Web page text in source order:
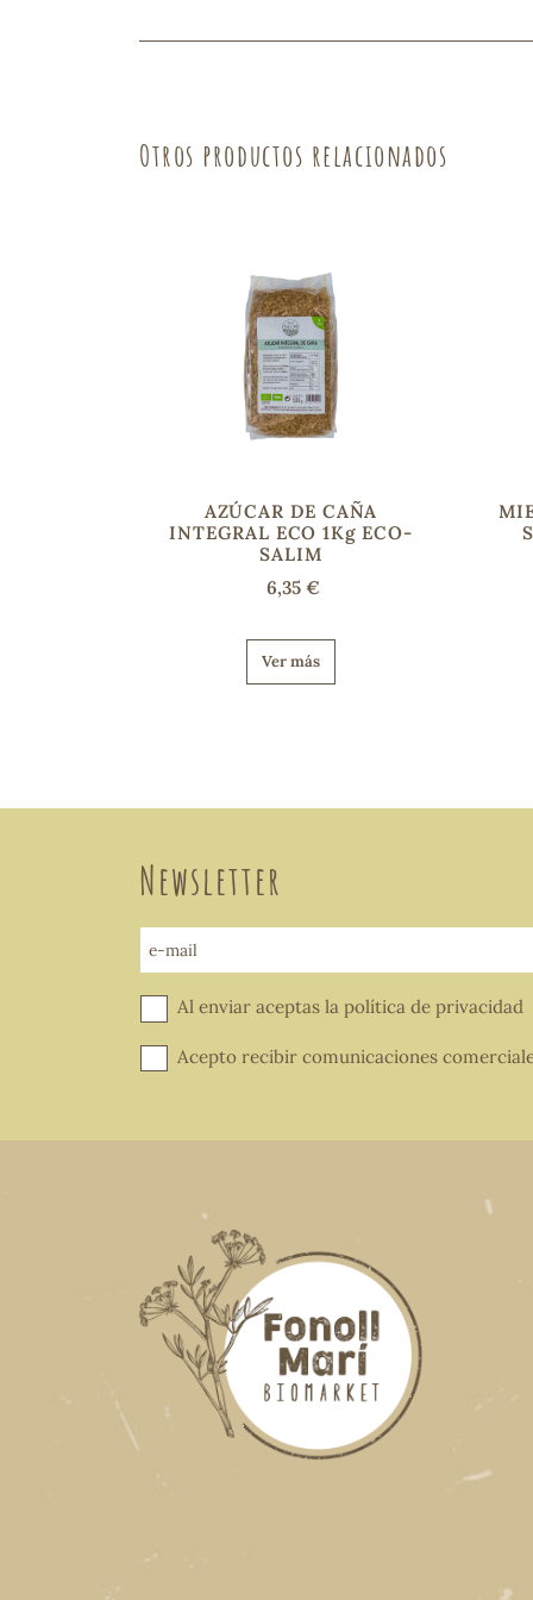
Otros productos relacionados
AZÚCAR DE CAÑA
INTEGRAL ECO 1Kg ECO-
SALIM
6,35 €
Ver más
Newsletter
e-mail
Al enviar aceptas la política de privacidad
Acepto recibir comunicaciones